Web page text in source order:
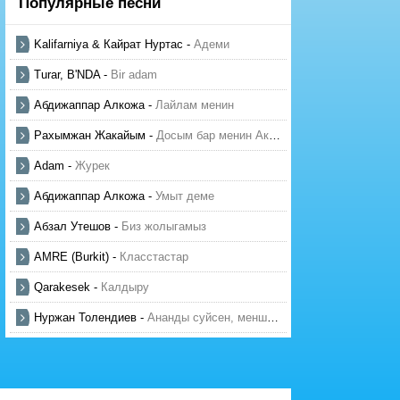
Kalifarniya & Кайрат Нуртас - Адеми
Turar, B'NDA- Bir adam
Абдижаппар Алкожа- Лайлам менин
Рахымжан Жакайым - Досым бар менин Актауда
Adam - Журек
Абдижаппар Алкожа- Умыт деме
Абзал Утешов - Биз жолыгамыз
AMRE (Burkit) - Класстастар
Qarakesek - Калдыру
Нуржан Толендиев - Ананды суйсен, менше суй